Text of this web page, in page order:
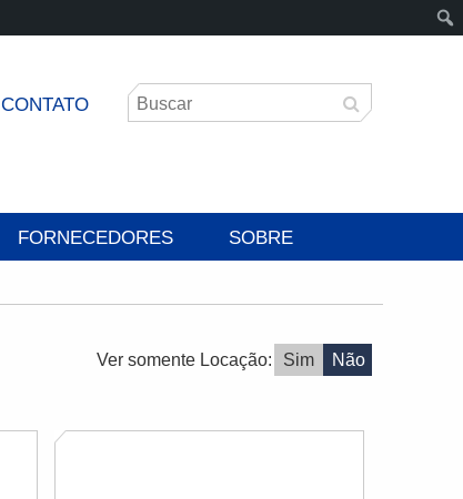
CONTATO
FORNECEDORES SOBRE
Ver somente Locação: Sim Não